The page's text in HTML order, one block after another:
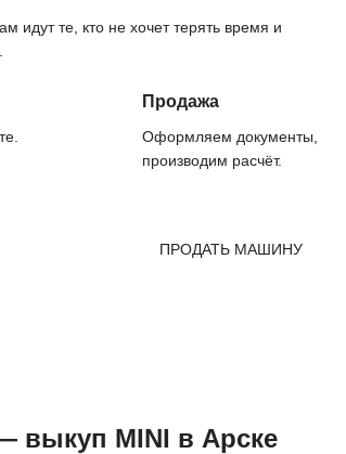
идут те, кто не хочет терять время и
Продажа
Оформляем документы,
производим расчёт.
ПРОДАТЬ МАШИНУ
выкуп MINI в Арске